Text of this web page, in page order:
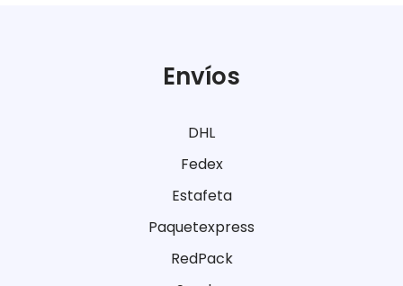
Envíos
DHL
Fedex
Estafeta
Paquetexpress
RedPack